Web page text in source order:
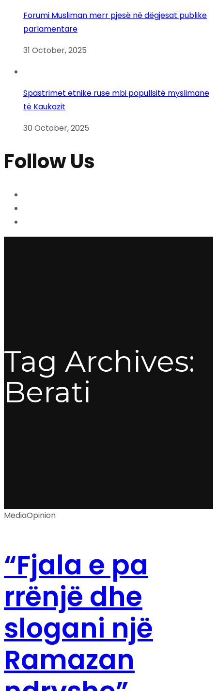
Forumi Musliman merr pjesë në dëgjesat publike
parlamentare
31 October, 2025
Spastrimet etnike ruse mbi popullsitë myslimane
të Kaukazit
30 October, 2025
Follow Us
Tag Archives:
Berati
MediaOpinion
“Fjala e pa
rrënjë dhe
slogani një
Ramazan